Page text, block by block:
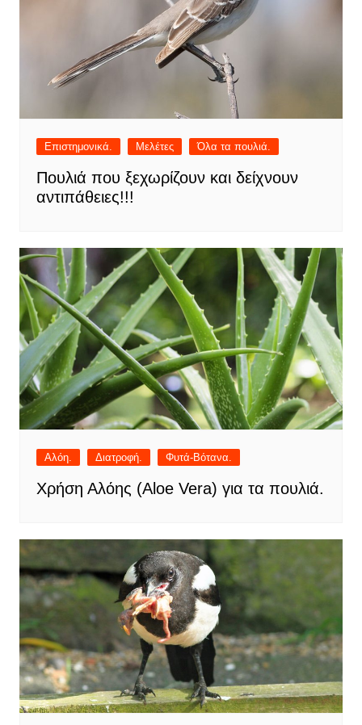
Επιστημονικά. Μελέτες Όλα τα πουλιά.
Πουλιά που ξεχωρίζουν και δείχνουν
αντιπάθειες!!!
Αλόη. Διατροφή. Φυτά-Βότανα.
Χρήση Αλόης (Aloe Vera) για τα πουλιά.